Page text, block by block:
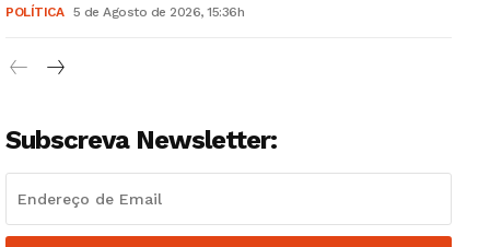
Institucional
Artigos
Edição Digital
POLÍTICA 5 de Agosto de 2026, 15:36h
Subscreva Newsletter: